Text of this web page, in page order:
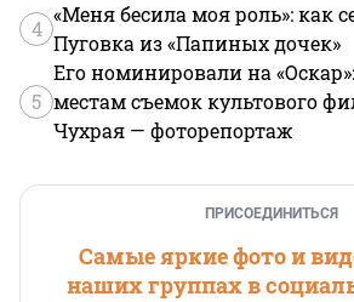
4
«Меня бесила моя роль»: как
Пуговка из «Папиных дочек»
5
Его номинировали на
местам съемок культового
Чухрая — фоторепортаж
ПРИСОЕДИНИТЬСЯ
Самые яркие фото и
наших группах в